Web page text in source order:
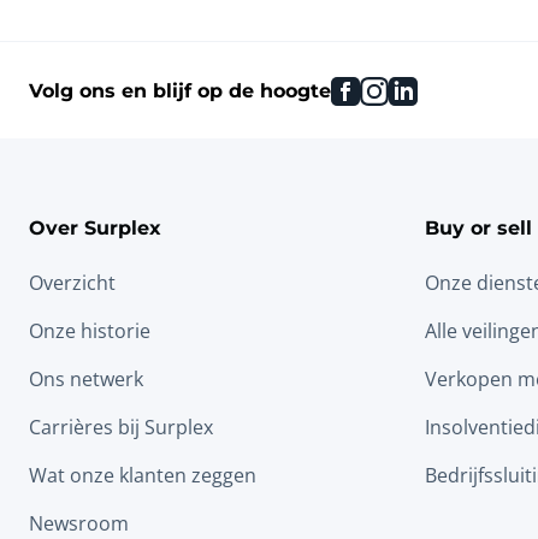
Volg ons en blijf op de hoogte facebook
instagram
linkedin
Over Surplex
Overzicht
Onze historie
Ons netwerk
Carrières bij Surplex
Wat onze klanten zeggen
Newsroom
Buy or sell
Onze
Alle
Verkopen